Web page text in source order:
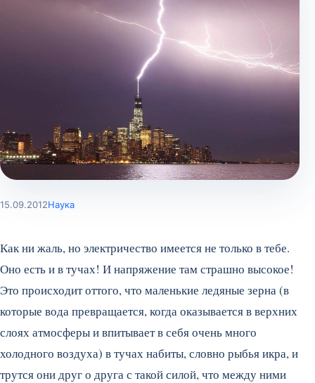
15.09.2012Наука
Как ни жаль, но электричество имеется не только в тебе.
Оно есть и в тучах! И напряжение там страшно высокое!
Это происходит оттого, что маленькие ледяные зерна (в
которые вода превращается, когда оказывается в верхних
слоях атмосферы и впитывает в себя очень много
холодного воздуха) в тучах набиты, словно рыбья икра, и
трутся они друг о друга с такой силой, что между ними